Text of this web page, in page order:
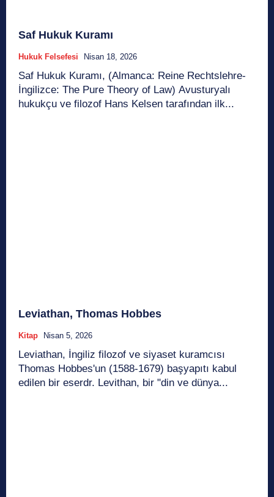
Saf Hukuk Kuramı
Hukuk Felsefesi Nisan 18, 2026
Saf Hukuk Kuramı, (Almanca: Reine Rechtslehre-
İngilizce: The Pure Theory of Law) Avusturyalı
hukukçu ve filozof Hans Kelsen tarafından ilk...
Leviathan, Thomas Hobbes
Kitap Nisan 5, 2026
Leviathan, İngiliz filozof ve siyaset kuramcısı
Thomas Hobbes'un (1588-1679) başyapıtı kabul
edilen bir eserdr. Levithan, bir "din ve dünya...